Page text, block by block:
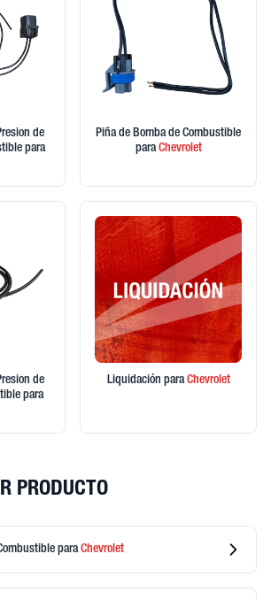
de
para
Piña de Bomba de Combustible
paraChevrolet
de
para
Liquidación paraChevrolet
PRODUCTO
paraChevrolet